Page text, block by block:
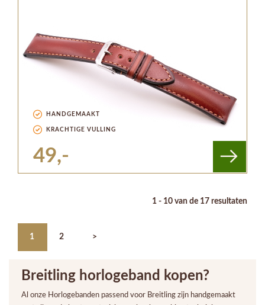
HANDGEMAAKT
KRACHTIGE VULLING
49,-
1 - 10 van de 17 resultaten
1 2 >
Breitling horlogeband kopen?
Al onze Horlogebanden passend voor Breitling zijn handgemaakt